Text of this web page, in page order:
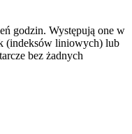
godzin. Występują one w
(indeksów liniowych) lub
bez żadnych